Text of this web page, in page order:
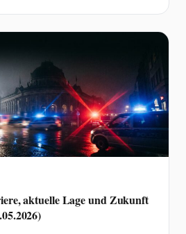
aktuelle Lage und Zukunft